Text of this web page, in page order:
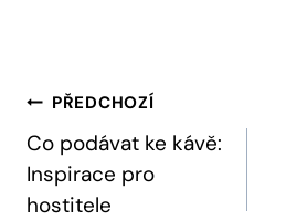
Navigace
Pro
Příspěvek
PŘEDCHOZÍ
Co podávat ke kávě:
Inspirace pro
hostitele